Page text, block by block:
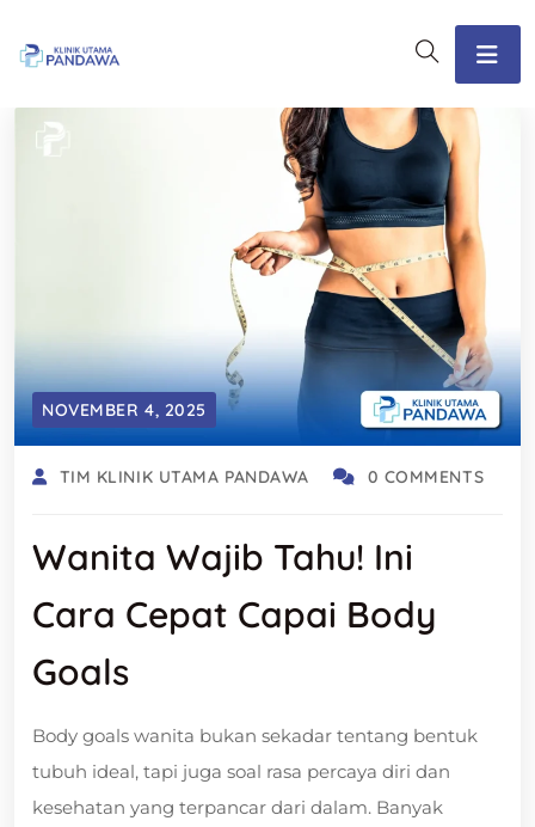
NOVEMBER 4, 2025
TIM KLINIK UTAMA PANDAWA 0 COMMENTS
Wanita Wajib Tahu! Ini
Cara Cepat Capai Body
Goals
Body goals wanita bukan sekadar tentang bentuk
tubuh ideal, tapi juga soal rasa percaya diri dan
kesehatan yang terpancar dari dalam. Banyak